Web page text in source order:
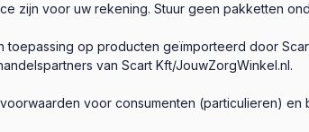
zijn voor uw rekening. Stuur geen pakketten
toepassing op producten geïmporteerd door
van Scart Kft/JouwZorgWinkel.nl.
voor consumenten (particulieren) en